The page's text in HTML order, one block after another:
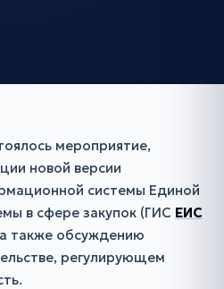
мероприятие,
новой версии
системы Единой
в сфере закупок (ГИС ЕИС
также обсуждению
регулирующем